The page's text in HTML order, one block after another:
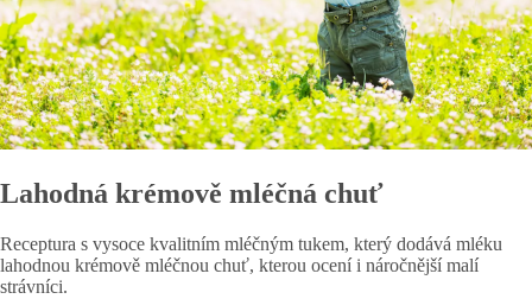
Lahodná krémově mléčná chuť
Receptura s vysoce kvalitním mléčným tukem, který dodává mléku
lahodnou krémově mléčnou chuť, kterou ocení i náročnější malí
strávníci.